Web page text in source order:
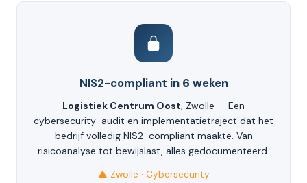
NIS2-compliant in 6 weken
Logistiek Centrum Oost, Zwolle — Een
cybersecurity-audit en implementatietraject dat het
bedrijf volledig NIS2-compliant maakte. Van
risicoanalyse tot bewijslast, alles gedocumenteerd.
▲ Zwolle · Cybersecurity